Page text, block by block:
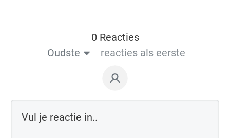
0 Reacties
Oudste
reacties als eerste